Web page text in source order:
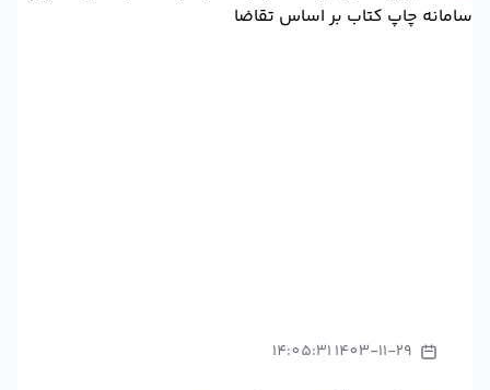
1403-11-29 14:05:31